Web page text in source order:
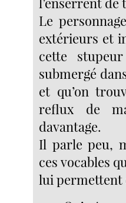
Le
extérieurs et
cette
submergé
et qu’on
reflux de
davantage.
Il parle peu,
ces vocables
lui permettent